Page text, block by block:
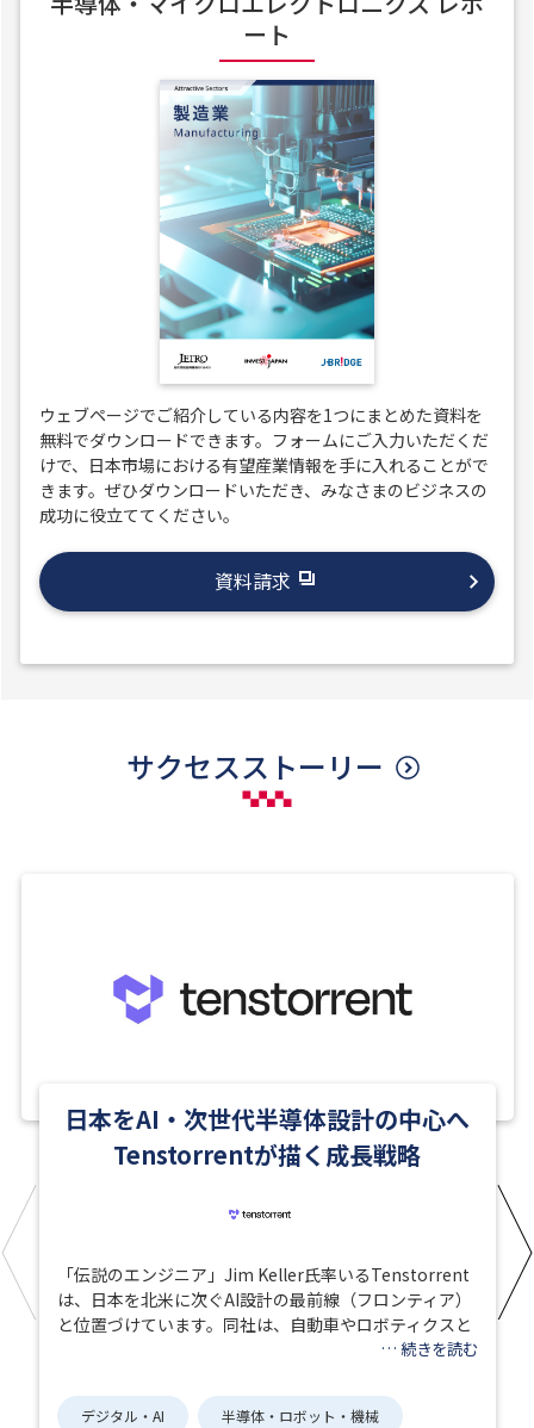
ート
ウェブページでご紹介している内容を1つにまとめた資料を
無料でダウンロードできます。フォームにご入力いただくだ
けで、日本市場における有望産業情報を手に入れることがで
きます。ぜひダウンロードいただき、みなさまのビジネスの
成功に役立ててください。
資料請求
サクセスストーリー
日本をAI・次世代半導体設計の中心へ
Tenstorrentが描く成長戦略
「伝説のエンジニア」Jim Keller氏率いるTenstorrent
は、日本を北米に次ぐAI設計の最前線（フロンティア）
と位置づけています。同社は、自動車やロボティクスと
… 続きを読む
デジタル・AI 半導体・ロボット・機械